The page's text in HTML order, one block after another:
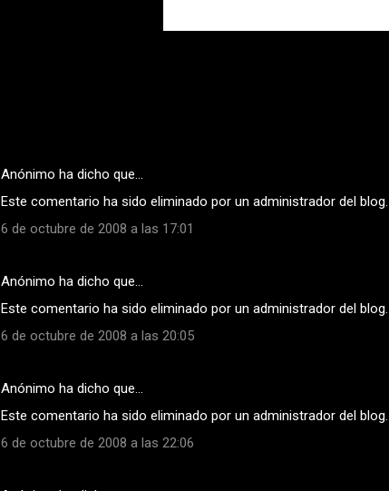
Anónimo ha dicho que…
Este comentario ha sido eliminado por un administrador del blog.
6 de octubre de 2008 a las 17:01
Anónimo ha dicho que…
Este comentario ha sido eliminado por un administrador del blog.
6 de octubre de 2008 a las 20:05
Anónimo ha dicho que…
Este comentario ha sido eliminado por un administrador del blog.
6 de octubre de 2008 a las 22:06